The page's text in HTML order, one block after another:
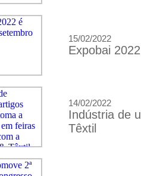
15/02/2022
Expobai
14/02/2022
Indústria de
Têxtil